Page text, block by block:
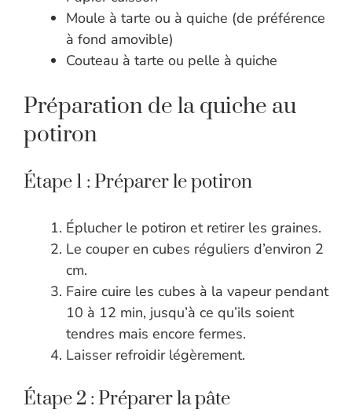
Moule à tarte ou à quiche (de préférence
à fond amovible)
Couteau à tarte ou pelle à quiche
Préparation de la quiche au
potiron
Étape 1 : Préparer le potiron
Éplucher le potiron et retirer les graines.
Le couper en cubes réguliers d’environ 2
cm.
Faire cuire les cubes à la vapeur pendant
10 à 12 min, jusqu’à ce qu’ils soient
tendres mais encore fermes.
Laisser refroidir légèrement.
Étape 2 : Préparer la pâte